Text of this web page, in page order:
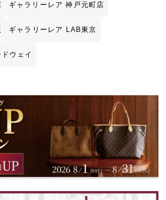
ギャラリーレア 神戸元町店
ギャラリーレア LAB東京
ウェイ